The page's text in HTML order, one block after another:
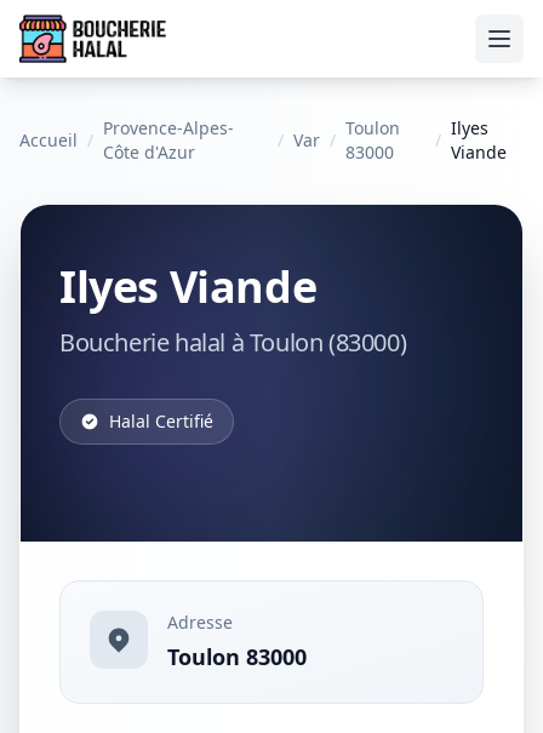
Accueil /
Provence-Alpes-
Côte d'Azur
/ Var /
Toulon
83000
/
Ilyes
Viande
Ilyes Viande
Boucherie halal à Toulon (83000)
Halal Certifié
Adresse
Toulon 83000